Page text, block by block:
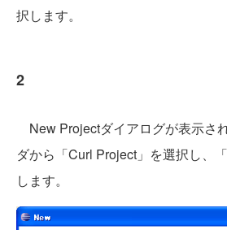
択します。
2
New Projectダイアログが表示さ
ダから「Curl Project」を選択し、
します。